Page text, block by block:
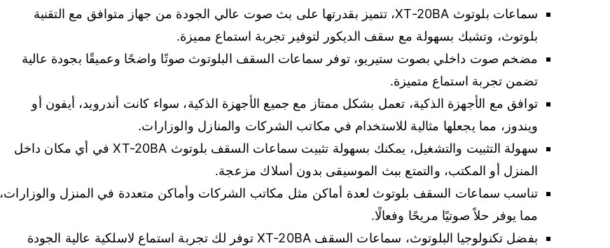
سماعات بلوتوث XT-20BA، تتميز بقدرتها على بث صوت عالي الجودة من جهاز متوافق مع التقنية
بلوتوث، وتشبك بسهولة مع سقف الديكور لتوفير تجربة استماع مميزة.
مضخم صوت داخلي بصوت ستيريو، توفر سماعات السقف البلوتوث صوتًا واضحًا وعميقًا بجودة عالية
تضمن تجربة استماع متميزة.
توافق مع الأجهزة الذكية، تعمل بشكل ممتاز مع جميع الأجهزة الذكية، سواء كانت أندرويد، أيفون أو
ويندوز، مما يجعلها مثالية للاستخدام في مكاتب الشركات والمنازل والوزارات.
سهولة التثبيت والتشغيل، يمكنك بسهولة تثبيت سماعات السقف بلوتوث XT-20BA في أي مكان داخل
المنزل أو المكتب، والتمتع ببث الموسيقى بدون أسلاك مزعجة.
تناسب سماعات السقف بلوتوث لعدة أماكن مثل مكاتب الشركات وأماكن متعددة في المنزل والوزارات،
مما يوفر حلاً صوتيًا مريحًا وفعالًا.
بفضل تكنولوجيا البلوتوث، سماعات السقف XT-20BA توفر لك تجربة استماع لاسلكية عالية الجودة